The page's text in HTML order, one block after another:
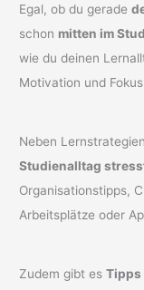
Egal, ob du gerade
schon mitten im
wie du deinen
Motivation und
Neben
Studienalltag
Organisationstipps,
Arbeitsplätze oder
Zudem gibt esTipps